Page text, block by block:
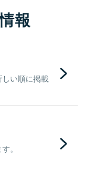
報
い順に掲載
。